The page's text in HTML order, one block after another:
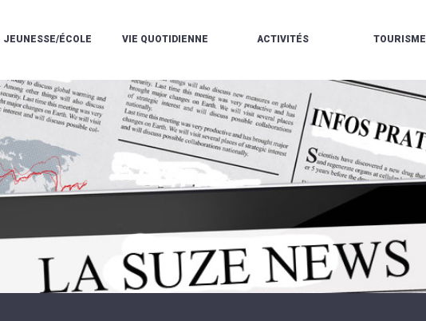
JEUNESSE/ÉCOLE
PÉRISCOLAIRE
VIE QUOTIDIENNE
ESPACE
VIE
SOCIALE
QUELQUES
RÈGLES
VIE
ENVIRONNEMENT
L'ASSAINISSEMENT
RÉSIDENCE
AUTONOMIE
LE
ACTIVITÉS
LA
MÉDIATHÈQUE
L'ÉCOLE
COMMUNAUTAIRE
DE
MUSIQUE
L'ÉCOLE
COMMUNAUTAIRE
DE
PISCINE
ASSOCIATIONS
TOURISME
LA
VISITES
ET
DÉCOUVERTES
LES
RANDONNÉES
CAMPING
CAMPING-
TENTES
ET
CARAVANES
HALTE